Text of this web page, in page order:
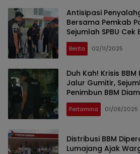
Antisipasi
Bersama Pemkab
Sejumlah SPBU Cek
Berita 02/11/2025
Duh Kah! Krisis
Jalur Gumitir,
Penimbun BBM
Pertamina 01/08/2025
Distribusi BBM
Lumajang Ajak